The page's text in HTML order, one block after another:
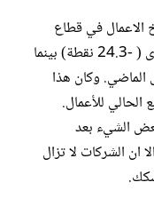
في قطاع
البناء بشكل طفيف في مايو مسجلا مستوى ( -24.3 نقطة) بينما
في ابريل الماضي. وكان هذا
الحالي للأعمال.
الشيء بعد
ان الشركات لا تزال